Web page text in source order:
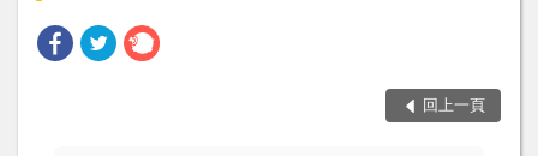
回上一頁